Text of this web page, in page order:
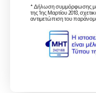
* Δήλωση συμμόρφωσης με
της 1ης Μαρτίου 2018,
αντιμετώπιση του